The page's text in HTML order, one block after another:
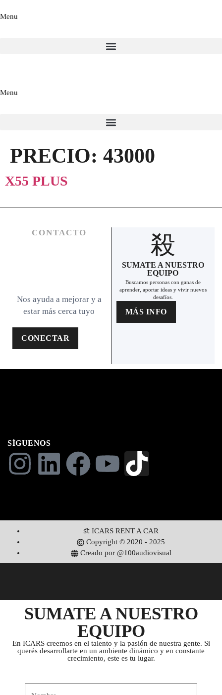
Menu
Menu
PRECIO: 43000
X55 PLUS
SUMATE A NUESTRO
EQUIPO
Buscamos personas con ganas de
aprender, aportar ideas y vivir nuevos
desafíos.
MÁS INFO
CONTACTO
Nos ayuda a mejorar y a
estar más cerca tuyo
CONECTAR
SÍGUENOS
ICARS RENT A CAR
Copyright © 2020 - 2025
Creado por @100audiovisual
SUMATE A NUESTRO
EQUIPO
En ICARS creemos en el talento y la pasión de nuestra gente. Si
querés desarrollarte en un ambiente dinámico y en constante
crecimiento, este es tu lugar.